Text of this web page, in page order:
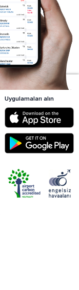
Uygulamaları alın